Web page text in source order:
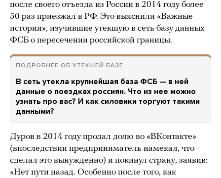
после своего отъезда из России в 2014 году более
50 раз приезжал в РФ. Это выяснили «Важные
истории», изучившие утекшую в сеть базу данных
ФСБ о пересечении российской границы.
ПОДРОБНЕЕ ОБ УТЕКШЕЙ БАЗЕ
В сеть утекла крупнейшая база ФСБ — в ней
данные о поездках россиян. Что из нее можно
узнать про вас? И как силовики торгуют такими
данными?
Дуров в 2014 году продал долю во «ВКонтакте»
(впоследствии предприниматель намекал, что
сделал это вынужденно) и покинул страну, заявив:
«Нет пути назад. Особенно после того, как